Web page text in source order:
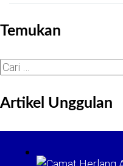
Temukan
Cari
Artikel Unggulan